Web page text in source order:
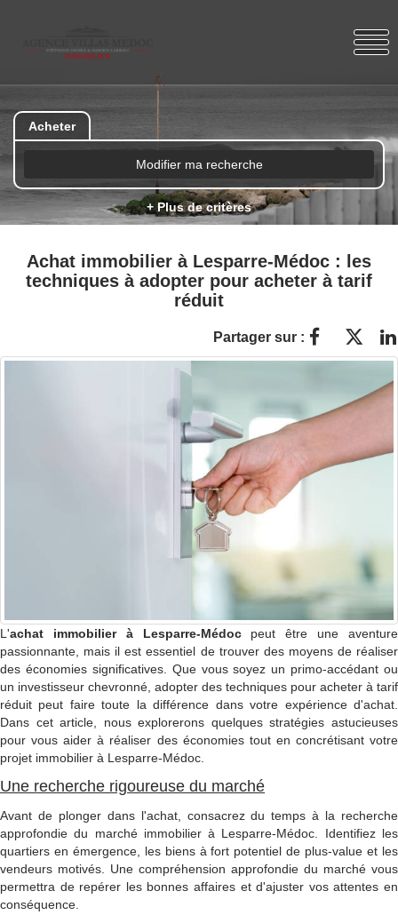
Acheter
Modifier ma recherche
+ Plus de critères
Achat immobilier à Lesparre-Médoc : les
techniques à adopter pour acheter à tarif
réduit
Partager sur :
L'achat immobilier à Lesparre-Médocpeut être une aventure
passionnante, mais il est essentiel de trouver des moyens de réaliser
des économies significatives. Que vous soyez un primo-accédant ou
un investisseur chevronné, adopter des techniques pour acheter à tarif
réduit peut faire toute la différence dans votre expérience d'achat.
Dans cet article, nous explorerons quelques stratégies astucieuses
pour vous aider à réaliser des économies tout en concrétisant votre
projet immobilier à Lesparre-Médoc.
Une recherche rigoureuse du marché
Avant de plonger dans l'achat, consacrez du temps à la recherche
approfondie du marché immobilier à Lesparre-Médoc. Identifiez les
quartiers en émergence, les biens à fort potentiel de plus-value et les
vendeurs motivés. Une compréhension approfondie du marché vous
permettra de repérer les bonnes affaires et d'ajuster vos attentes en
conséquence.